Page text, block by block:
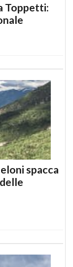
Toppetti:
spacca